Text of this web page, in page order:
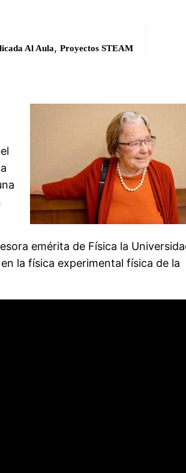
Al Aula, Proyectos STEAM
emérita de Física la
la física experimental física de la